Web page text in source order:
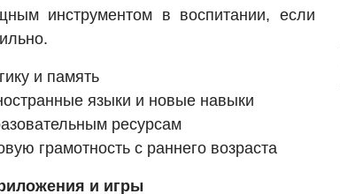
инструментом в воспитании, если
и память
языки и новые навыки
ресурсам
грамотность с раннего возраста
и игры